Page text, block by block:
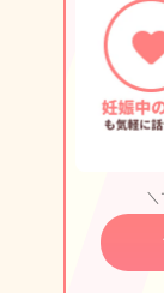
＼